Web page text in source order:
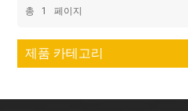
총 1 페이지
제품 카테고리